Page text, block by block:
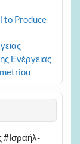
to Produce
Ενέργειας
#Ισραήλ-